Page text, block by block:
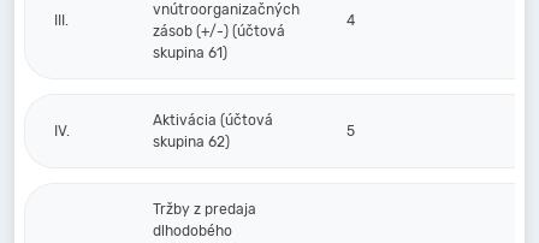
III.
vnútroorganizačných
zásob (+/-) (účtová
skupina 61)
4
IV.
Aktivácia (účtová
skupina 62)
5
Tržby z predaja
dlhodobého